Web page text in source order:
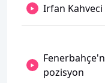
Irfan Kahveci
pozisyon